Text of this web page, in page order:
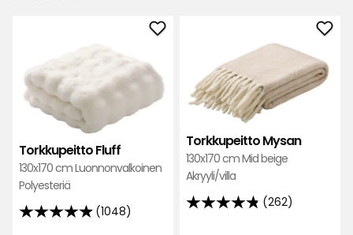
Torkkupeitto Fluff
130x170 cm Luonnonvalkoinen
Polyesteriä
(1048)
4.9
Lisää
Torkkupeitto
Fluff
suosikkeihin
Torkkupeitto Mysan
130x170 cm Mid beige
Akryyli/villa
(262)
4.8